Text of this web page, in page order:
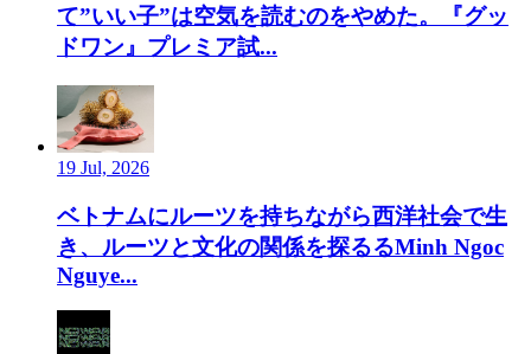
て”いい子”は空気を読むのをやめた。『グッ
ドワン』プレミア試...
19 Jul, 2026
ベトナムにルーツを持ちながら西洋社会で生
き、ルーツと文化の関係を探るるMinh Ngoc
Nguye...